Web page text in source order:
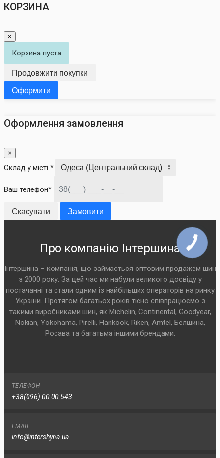
КОРЗИНА
×
Корзина пуста
Продовжити покупки
Оформити
Оформлення замовлення
×
Склад у місті *
Ваш телефон*
Скасувати Замовити
Про компанію Інтершина
Інтершина – компанія, що займається оптовим продажем шин
з 2000 року. За цей час ми набули великого досвіду у
постачанні та стали одним із найбільших операторів на ринку
України. Протягом багатьох років тісно співпрацюємо з
такими виробниками шин, як Michelin, Continental, Goodyear,
Nokian, Yokohama, Pirelli, Hankook, Riken, Amtel, Белшина,
Росава та багатьма іншими брендами.
ТЕЛЕФОН
+38(096) 00 00 543
EMAIL
info@intershyna.ua